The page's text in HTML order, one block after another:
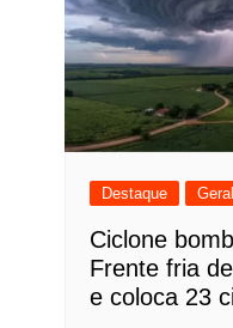
Destaque Geral
Ciclone
Frente fria
e coloca 23